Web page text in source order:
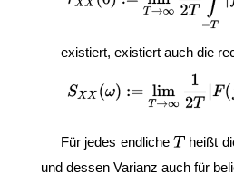
existiert, existiert auch die
Für jedes endliche
heißt
und dessen Varianz auch für